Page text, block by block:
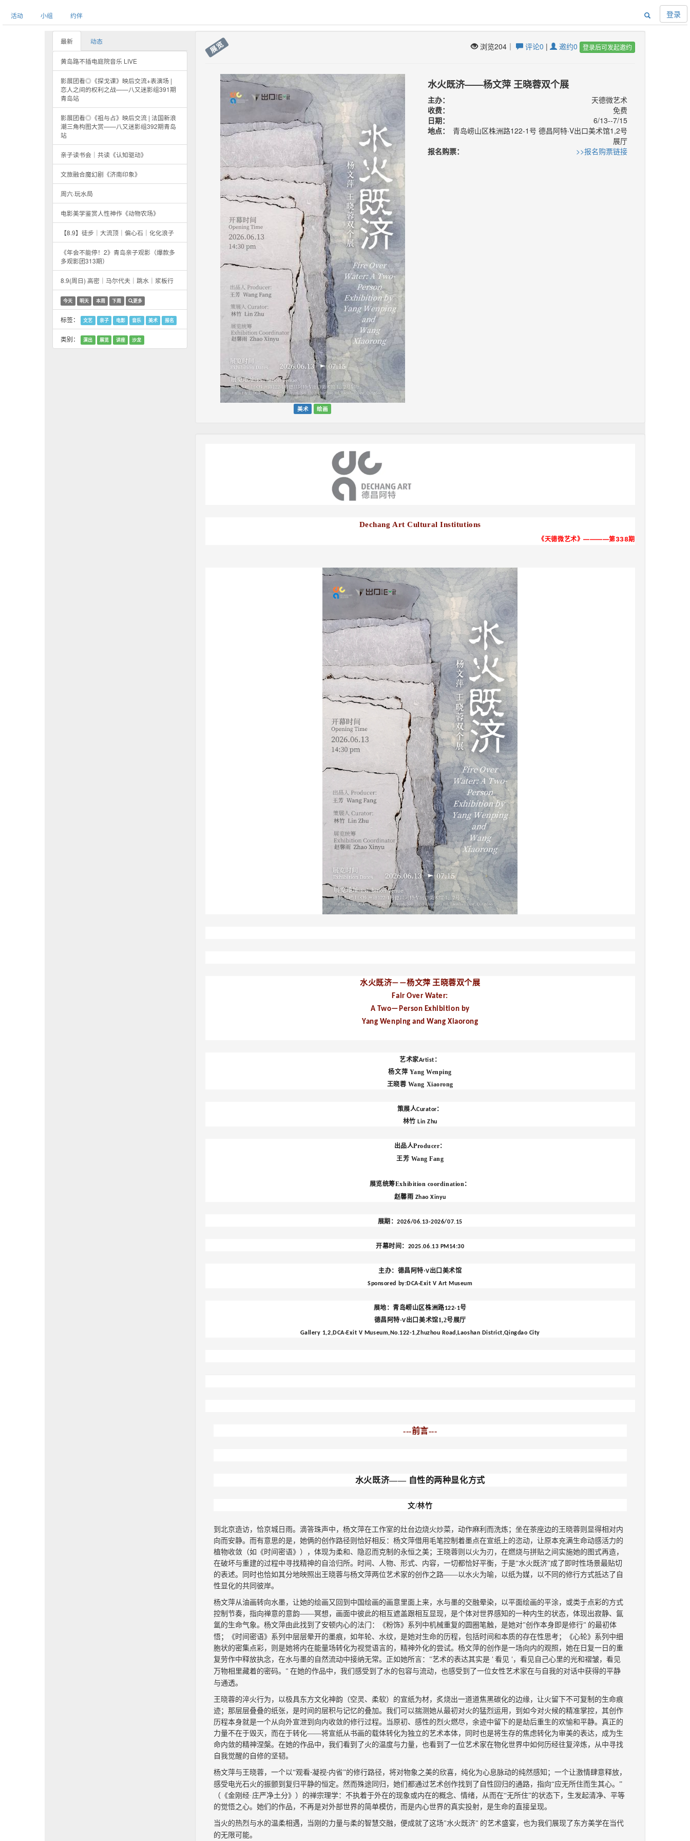
活动 小组 约伴 登录
最新 动态
黄岛路不插电庭院音乐 LIVE
影展团看◎《探戈课》映后交流+表演场 |
恋人之间的权利之战——八又迷影组391期
青岛站
影展团看◎《祖与占》映后交流 | 法国新浪
潮三角构图大赏——八又迷影组392期青岛
站
亲子读书会｜共读《认知驱动》
文旅融合魔幻剧《济南印象》
周六·玩水局
电影美学鉴赏人性神作《动物农场》
【8.9】徒步｜大流顶｜偏心石｜化化浪子
《年会不能停！2》青岛亲子观影（爆款多
多观影团313期）
8.9(周日) 高密｜马尔代夫｜跳水｜浆板行
今天 明天 本周 下周 更多
标签： 文艺 亲子 电影 音乐 美术 报名
类别： 演出 展览 讲座 沙龙
展览 浏览204｜ 评论0 | 邀约0 登录后可发起邀约
美术 绘画
水火既济——杨文萍 王晓蓉双个展
主办：
天德微艺术
收费：
免费
日期：
6/13--7/15
地点：
青岛崂山区株洲路122-1号 德昌阿特·V出口美术馆1,2号
展厅
报名购票：
>>报名购票链接
Dechang Art Cultural Institutions
《天德微艺术》————第338期
水火既济——杨文萍 王晓蓉双个展
Fair Over Water:
A Two—Person Exhibition by
Yang Wenping and Wang Xiaorong
艺术家Artist ：
杨文萍 Yang Wenping
王晓蓉 Wang Xiaorong
策展人Curator：
林竹
Lin Zhu
出品人Producer：
王芳 Wang Fang
展览统筹Exhibition coordination：
赵馨雨 Zhao Xinyu
展期：2026/06.13-2026/07.15
开幕时间： 2025.06.13 PM14:30
主办：德昌阿特·V出口美术馆
Sponsored by:DCA·Exit V Art Museum
展地：青岛崂山区株洲路122-1号
德昌阿特·V出口美术馆1,2号展厅
Gallery 1,2,DCA·Exit V Museum,No.122-1,Zhuzhou Road,Laoshan District,Qingdao City
---前言---
水火既济—— 自性的两种显化方式
文/林竹
到北京造访，恰京城日雨。滴答珠声中，杨文萍在工作室的灶台边烧火炒菜，动作麻利而洗炼；坐在茶座边的王晓蓉则显得相对内
向而安静。而有意思的是，她俩的创作路径则恰好相反：杨文萍借用毛笔控制着墨点在宣纸上的恣动，让原本充满生命动感活力的
植物收敛（如《时间密语》），体现为柔和、隐忍而克制的永恒之美；王晓蓉则以火为刃，在燃烧与拼贴之间实施她的图式再造，
在破坏与重建的过程中寻找精神的自洽归所。时间、人物、形式、内容，一切都恰好平衡，于是“水火既济”成了即时性场景最贴切
的表述。同时也恰如其分地映照出王晓蓉与杨文萍两位艺术家的创作之路——以水火为喻，以纸为媒，以不同的修行方式抵达了自
性显化的共同彼岸。
杨文萍从油画转向水墨， 让她的绘画又回到中国绘画的画意里面上来，水与墨的交融晕染， 以平面绘画的平涂， 或类于点彩的方式
控制节奏，指向禅意的意韵——冥想， 画面中彼此的相互遮盖跟相互显现， 是个体对世界感知的一种内生的状态， 体现出寂静、氤
氲的生命气象。 杨文萍由此找到了安顿内心的法门 ： 《粉饰》系列中机械重复的圆圈笔触，是她对"创作本身即是修行" 的最初体
悟；《时间密语》系列中层层晕开的墨痕，如年轮、水纹， 是她对生命的历程，包括时间 和本质的存在性思考；《心轮》系列中细
胞状的密集点彩，则是她将内在能量场转化为视觉语言的 ， 精神外化的尝试。杨文萍的创作是一场向内的观照，她在日复一日的重
复劳作中释放执念，在水与墨的自然流动中接纳无常。正如她所言： "艺术的表达其实是 ' 看见 ' ，看见自己心里的光和褶皱，看见
万物相里藏着的密码。 " 在她的作品中，我们感受到了水的包容与流动，也感受到了一位女性艺术家在与自我的对话中获得的平静
与通透。
王晓蓉的淬火行为， 以极具东方文化神韵 （空灵、柔软） 的宣纸为材， 炙烧出一道道焦黑碳化的边缘， 让火留下不可复制的生命痕
迹；那层层叠叠的纸张，是时间的层积与记忆的叠加。 我们可以揣测她从最初对火的猛烈运用，到如今对火候的精准掌控， 其创作
历程本身就是一个从向外宣泄到向内收敛的修行过程。
当原初、感性的烈火燃尽， 余迹中留下的是劫后重生的欢愉和平静。 真正的
力量不在于毁灭，而在于转化——将宣纸从书画的载体转化为独立的艺术本体， 同时也是将生存的焦虑转化为审美的表达， 成为生
命内敛的精神涅槃。在她的作品中，我们看到了火的温度与力量，也看到了一位艺术家在物化世界中如何历经往复淬炼，从中寻找
自我觉醒的 自修的坚韧。
杨文萍与王晓蓉，一个以“观看-凝视-内省”的修行路径，将对物象之美的欣喜，纯化为心息脉动的纯然感知； 一个让激情肆意释放，
感受电光石火的振颤到复归平静的恒定。 然而殊途同归，她们都通过艺术创作找到了自性回归的通路， 指向“应无所住而生其心。”
（《金刚经·庄严净土分》）的禅宗理学：不执着于外在的现象或内在的概念、情绪，从而在“无所住”的状态下，生发起清净、平等
的觉悟之心。 她们的作品 ， 不再是对外部世界的简单模仿，而是内心世界的真实投射， 是生命的直接呈现。
当火的热烈与水的温柔相遇，当刚的力量与柔的智慧交融，便成就了这场"水火既济" 的艺术盛宴，也为我们展现了东方美学在当代
的无限可能。